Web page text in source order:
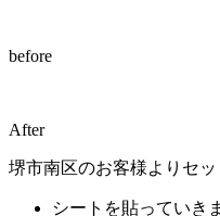
before
After
堺市南区のお客様よりセ
シートを貼っていき